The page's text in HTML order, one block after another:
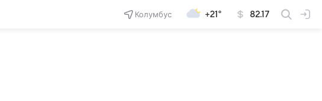
Колумбус +21° 82.17